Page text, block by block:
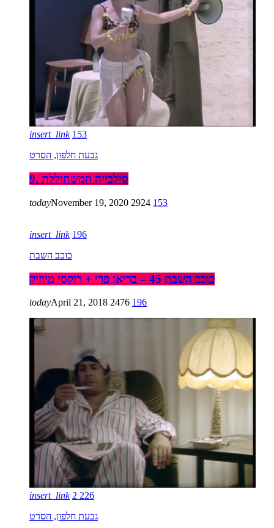
insert_link 153
גבעת חלפון, הסרט
9. סילבייה המשתוללת
todayNovember 19, 2020 2924 153
insert_link 196
כוכב השבת
כוכב השבת 45 – בריאן פרי + רוקסי מיוזיק
todayApril 21, 2018 2476 196
insert_link 2 226
גבעת חלפון, הסרט